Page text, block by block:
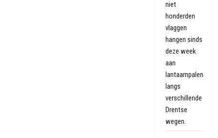
niet
honderden
vlaggen
hangen sinds
deze week
aan
lantaarnpalen
langs
verschillende
Drentse
wegen.